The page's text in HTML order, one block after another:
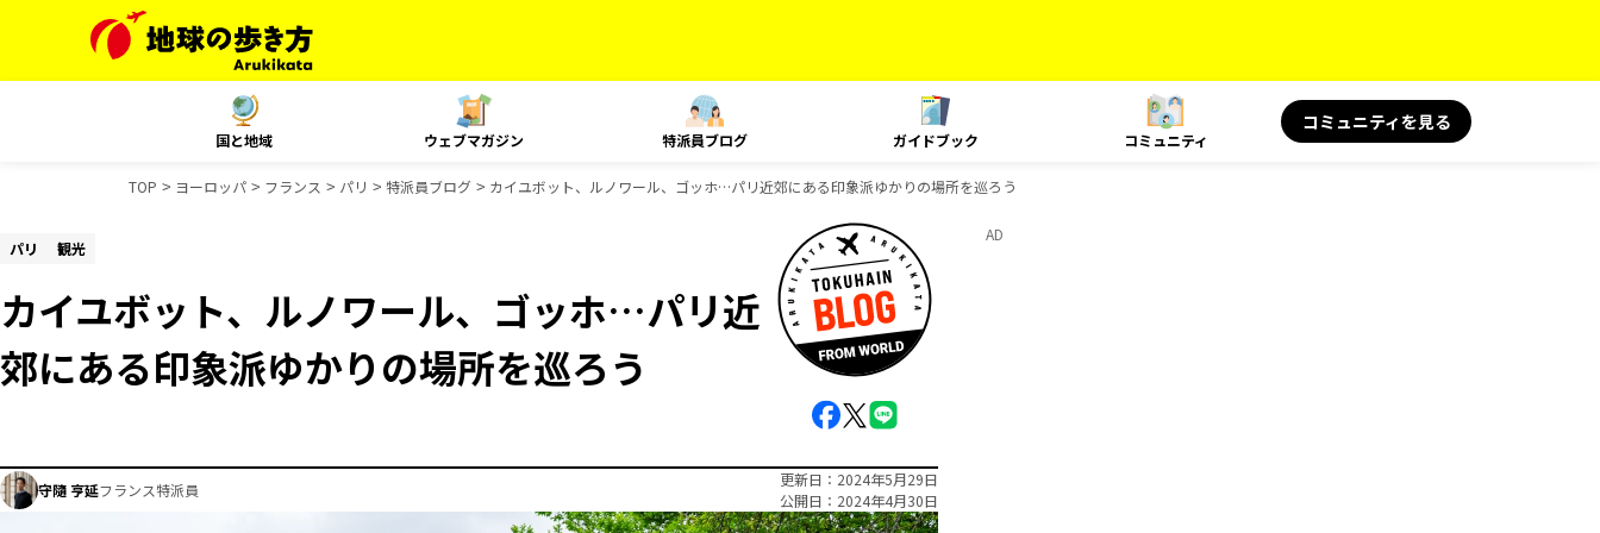
国と地域 ウェブマガジン 特派員ブログ ガイドブック コミュニティ
コミュニティを見る
TOP ヨーロッパ フランス パリ 特派員ブログ カイユボット、ルノワール、ゴッホ…パリ近郊にある印象派ゆかりの場所を巡ろう
パリ 観光
カイユボット、ルノワール、ゴッホ…パリ近
郊にある印象派ゆかりの場所を巡ろう
守隨 亨延フランス特派員
更新日
2024年5月29日
公開日
2024年4月30日
AD